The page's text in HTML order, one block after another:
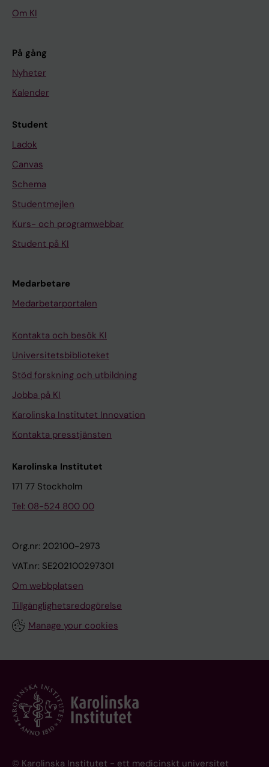
Om KI
På gång
Nyheter
Kalender
Student
Ladok
Canvas
Schema
Studentmejlen
Kurs- och programwebbar
Student på KI
Medarbetare
Medarbetarportalen
Kontakta och besök KI
Universitetsbiblioteket
Stöd forskning och utbildning
Jobba på KI
Karolinska Institutet Innovation
Kontakta presstjänsten
Karolinska Institutet
171 77 Stockholm
Tel: 08-524 800 00
Org.nr: 202100-2973
VAT.nr: SE202100297301
Om webbplatsen
Tillgänglighetsredogörelse
Manage your cookies
© Karolinska Institutet - ett medicinskt universitet